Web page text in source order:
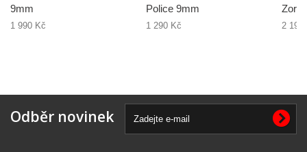
9mm
1 990 Kč
Police 9mm
1 290 Kč 2 190
Odběr novinek